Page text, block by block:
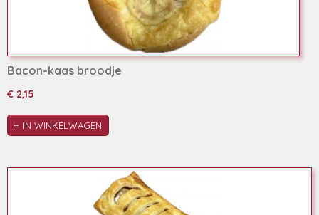
Bacon-kaas broodje
€ 2,15
IN WINKELWAGEN